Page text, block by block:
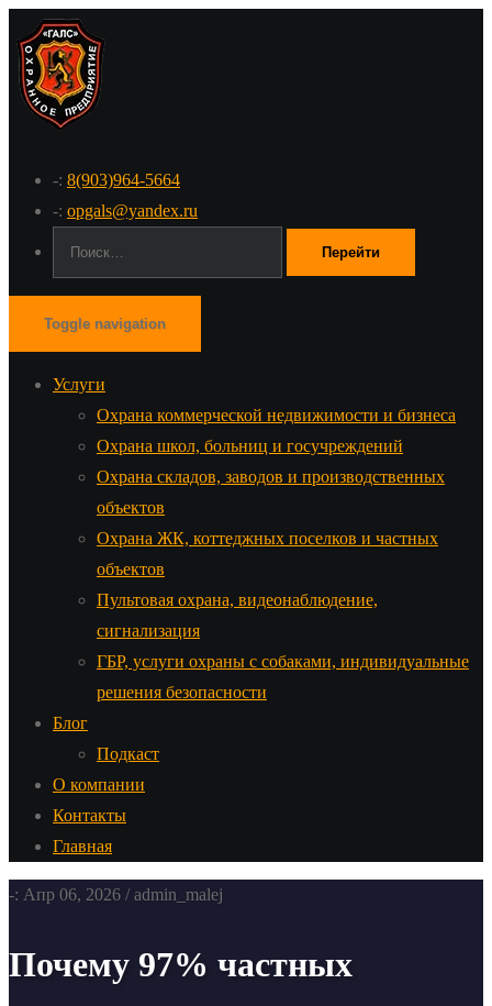
-: 8(903)964-5664
-: opgals@yandex.ru
Toggle navigation
Услуги
Охрана коммерческой недвижимости и бизнеса
Охрана школ, больниц и госучреждений
Охрана складов, заводов и производственных
объектов
Охрана ЖК, коттеджных поселков и частных
объектов
Пультовая охрана, видеонаблюдение,
сигнализация
ГБР, услуги охраны с собаками, индивидуальные
решения безопасности
Блог
Подкаст
О компании
Контакты
Главная
-: Апр 06, 2026 / admin_malej
Почему 97% частных